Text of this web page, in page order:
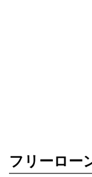
フリーロー